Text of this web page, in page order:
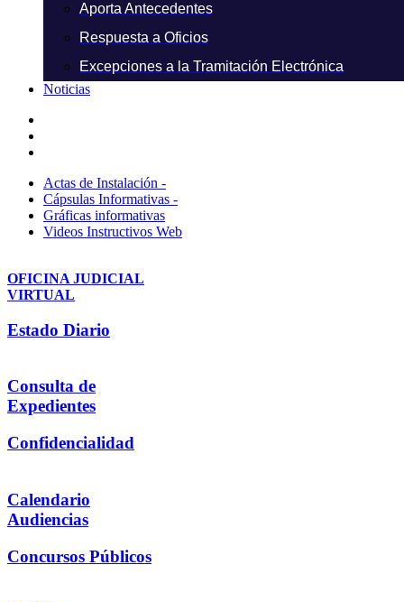
Aporta Antecedentes
Respuesta a Oficios
Excepciones a la Tramitación Electrónica
Noticias
Actas de Instalación -
Cápsulas Informativas -
Gráficas informativas
Videos Instructivos Web
OFICINA JUDICIAL
VIRTUAL
Estado Diario
Consulta de
Expedientes
Confidencialidad
Calendario
Audiencias
Concursos Públicos